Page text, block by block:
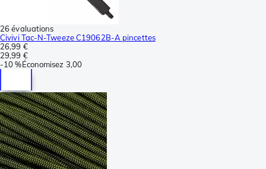
26 évaluations
Civivi Tac-N-Tweeze C19062B-A pincettes
26,99 €
29,99 €
-10 %Économisez 3,00